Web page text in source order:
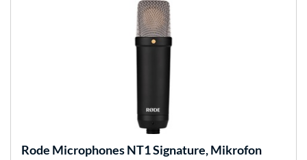
Rode MicrophonesNT1 Signature, Mikrofon